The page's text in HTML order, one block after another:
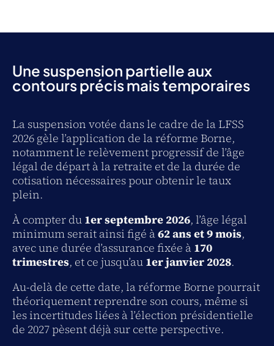
Une suspension partielle aux
contours précis mais temporaires
La suspension votée dans le cadre de la LFSS
2026 gèle l’application de la réforme Borne,
notamment le relèvement progressif de l’âge
légal de départ à la retraite et de la durée de
cotisation nécessaires pour obtenir le taux
plein.
À compter du 1er septembre 2026, l’âge légal
minimum serait ainsi figé à62 ans et 9 mois,
avec une durée d’assurance fixée à 170
trimestres, et ce jusqu’au 1er janvier 2028.
Au-delà de cette date, la réforme Borne pourrait
théoriquement reprendre son cours, même si
les incertitudes liées à l’élection présidentielle
de 2027 pèsent déjà sur cette perspective.